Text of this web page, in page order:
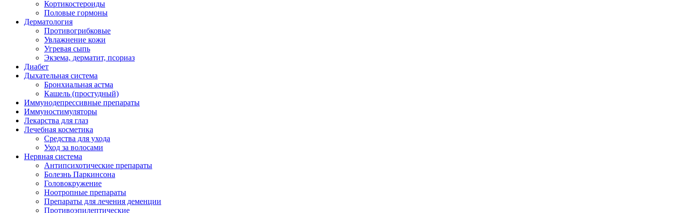
Кортикостероиды
Половые гормоны
Дерматология
Противогрибковые
Увлажнение кожи
Угревая сыпь
Экзема, дерматит, псориаз
Диабет
Дыхательная система
Бронхиальная астма
Кашель (простудный)
Иммунодепрессивные препараты
Иммуностимуляторы
Лекарства для глаз
Лечебная косметика
Средства для ухода
Уход за волосами
Нервная система
Антипсихотические препараты
Болезнь Паркинсона
Головокружение
Ноотропные препараты
Препараты для лечения деменции
Противоэпилептические